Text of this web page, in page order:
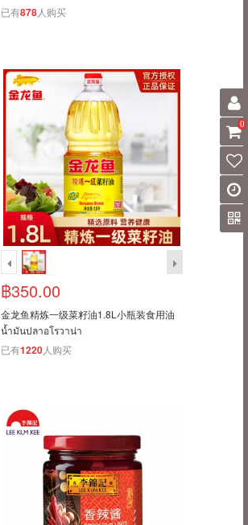
已有878人购买
฿350.00
金龙鱼精炼一级菜籽油1.8L小瓶装食用油
น้ำมันปลาอโรวาน่า
已有1220人购买
0